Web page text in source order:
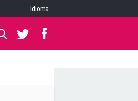
Idioma